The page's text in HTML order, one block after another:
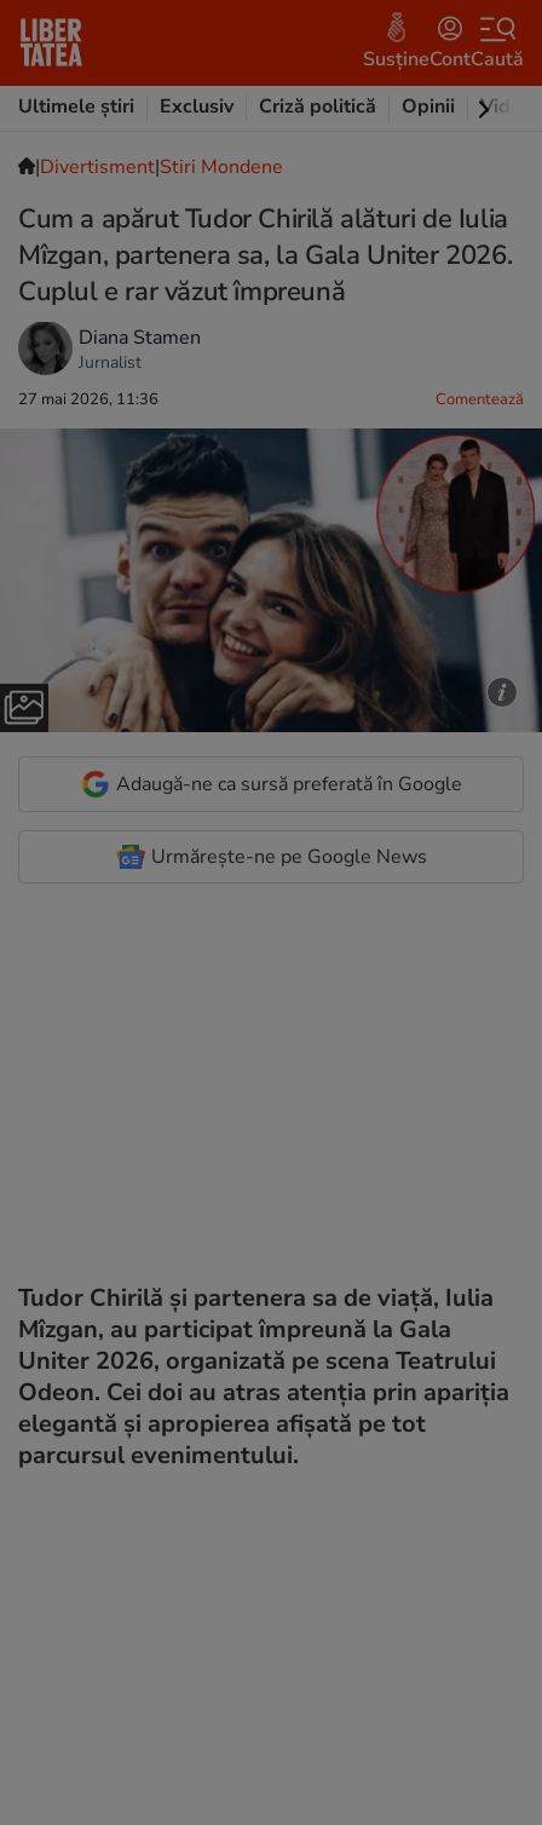
SusțineContCaută
Ultimele știri
Exclusiv Criză politică Opinii Video
|Divertisment|Stiri Mondene
Cum a apărut Tudor Chirilă alături de Iulia
Mîzgan, partenera sa, la Gala Uniter 2026.
Cuplul e rar văzut împreună
Diana Stamen
Jurnalist
27 mai 2026, 11:36 Comentează
Adaugă-ne ca sursă preferată în Google
Urmărește-ne pe Google News
Tudor Chirilă și partenera sa de viață, Iulia
Mîzgan, au participat împreună la Gala
Uniter 2026, organizată pe scena Teatrului
Odeon. Cei doi au atras atenția prin apariția
elegantă și apropierea afișată pe tot
parcursul evenimentului.